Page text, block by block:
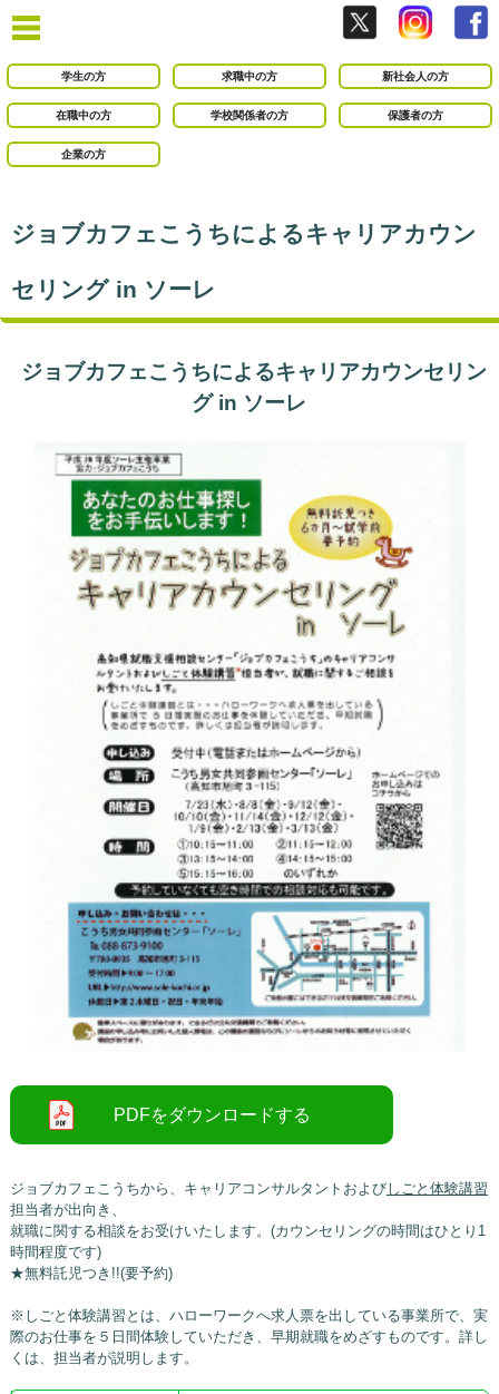
学生の方 求職中の方 新社会人の方
在職中の方 学校関係者の方 保護者の方
企業の方
ジョブカフェこうちによるキャリアカウン
セリング in ソーレ
ジョブカフェこうちによるキャリアカウンセリン
グ in ソーレ
ジョブカフェこうちから、キャリアコンサルタントおよびしごと体験講習
担当者が出向き、
就職に関する相談をお受けいたします。(カウンセリングの時間はひとり1
時間程度です)
★無料託児つき!!(要予約)
※しごと体験講習とは、ハローワークへ求人票を出している事業所で、実
際のお仕事を５日間体験していただき、早期就職をめざすものです。詳し
くは、担当者が説明します。